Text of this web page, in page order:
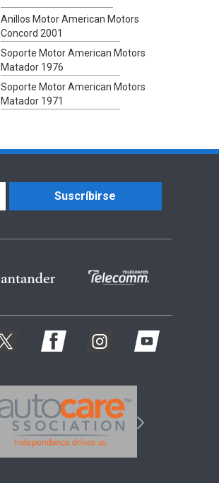
Anillos Motor American Motors
Concord 2001
Soporte Motor American Motors
Matador 1976
Soporte Motor American Motors
Matador 1971
Suscríbirse